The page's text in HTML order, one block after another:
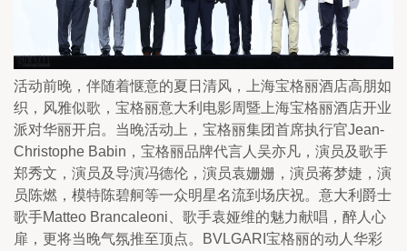
活动前晚，伴随着惬意的夏日清风，上海宝格丽酒店高朋如
织，风雅似歌，宝格丽意大利电影周暨上海宝格丽酒店开业
派对华丽开启。当晚活动上，宝格丽集团首席执行官Jean-
Christophe Babin，宝格丽品牌代言人吴亦凡，演员及歌手
郑秀文，演员及导演冯德伦，演员袁姗姗，演员蒋梦婕，演
员陈燃，模特陈碧舸等一众明星名流到场庆祝。意大利爵士
歌手Matteo Brancaleoni、歌手袁娅维的魅力献唱，醉人心
扉，更将当晚气氛推至顶点。BVLGARI宝格丽的动人华彩